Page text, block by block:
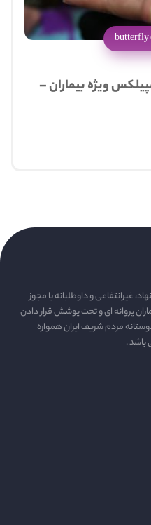
ویژه بیماران –
غیرانتفاعی و داوطلبانه با مجوز
پروانه ای و تحت پوشش قرار دادن
مردم شریف ایران همواره
باشد .